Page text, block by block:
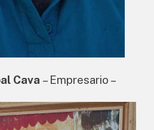
Cava – Empresario –